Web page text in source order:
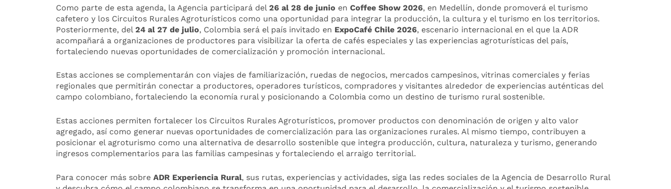
Como parte de esta agenda, la Agencia participará del 26 al 28 de junio en Coffee Show 2026, en Medellín, donde promoverá el turismo
cafetero y los Circuitos Rurales Agroturísticos como una oportunidad para integrar la producción, la cultura y el turismo en los territorios.
Posteriormente, del 24 al 27 de julio, Colombia será el país invitado en ExpoCafé Chile 2026, escenario internacional en el que la ADR
acompañará a organizaciones de productores para visibilizar la oferta de cafés especiales y las experiencias agroturísticas del país,
fortaleciendo nuevas oportunidades de comercialización y promoción internacional.
Estas acciones se complementarán con viajes de familiarización, ruedas de negocios, mercados campesinos, vitrinas comerciales y ferias
regionales que permitirán conectar a productores, operadores turísticos, compradores y visitantes alrededor de experiencias auténticas del
campo colombiano, fortaleciendo la economía rural y posicionando a Colombia como un destino de turismo rural sostenible.
Estas acciones permiten fortalecer los Circuitos Rurales Agroturísticos, promover productos con denominación de origen y alto valor
agregado, así como generar nuevas oportunidades de comercialización para las organizaciones rurales. Al mismo tiempo, contribuyen a
posicionar el agroturismo como una alternativa de desarrollo sostenible que integra producción, cultura, naturaleza y turismo, generando
ingresos complementarios para las familias campesinas y fortaleciendo el arraigo territorial.
Para conocer más sobre ADR Experiencia Rural, sus rutas, experiencias y actividades, siga las redes sociales de la Agencia de Desarrollo Rural